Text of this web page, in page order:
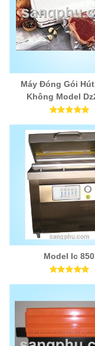
Máy Đóng Gói
Không Model
Model Ic 850